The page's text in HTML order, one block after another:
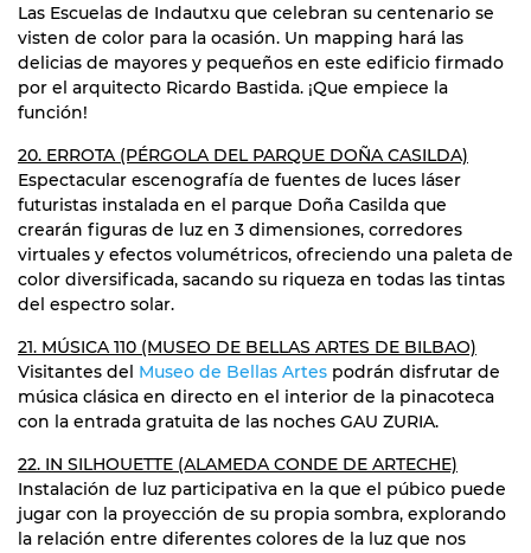
Las Escuelas de Indautxu que celebran su centenario se
visten de color para la ocasión. Un mapping hará las
delicias de mayores y pequeños en este edificio firmado
por el arquitecto Ricardo Bastida. ¡Que empiece la
función!
20. ERROTA (PÉRGOLA DEL PARQUE DOÑA CASILDA)
Espectacular escenografía de fuentes de luces láser
futuristas instalada en el parque Doña Casilda que
crearán figuras de luz en 3 dimensiones, corredores
virtuales y efectos volumétricos, ofreciendo una paleta de
color diversificada, sacando su riqueza en todas las tintas
del espectro solar.
21. MÚSICA 110 (MUSEO DE BELLAS ARTES DE BILBAO)
Visitantes del Museo de Bellas Artes podrán disfrutar de
música clásica en directo en el interior de la pinacoteca
con la entrada gratuita de las noches GAU ZURIA.
22. IN SILHOUETTE (ALAMEDA CONDE DE ARTECHE)
Instalación de luz participativa en la que el púbico puede
jugar con la proyección de su propia sombra, explorando
la relación entre diferentes colores de la luz que nos